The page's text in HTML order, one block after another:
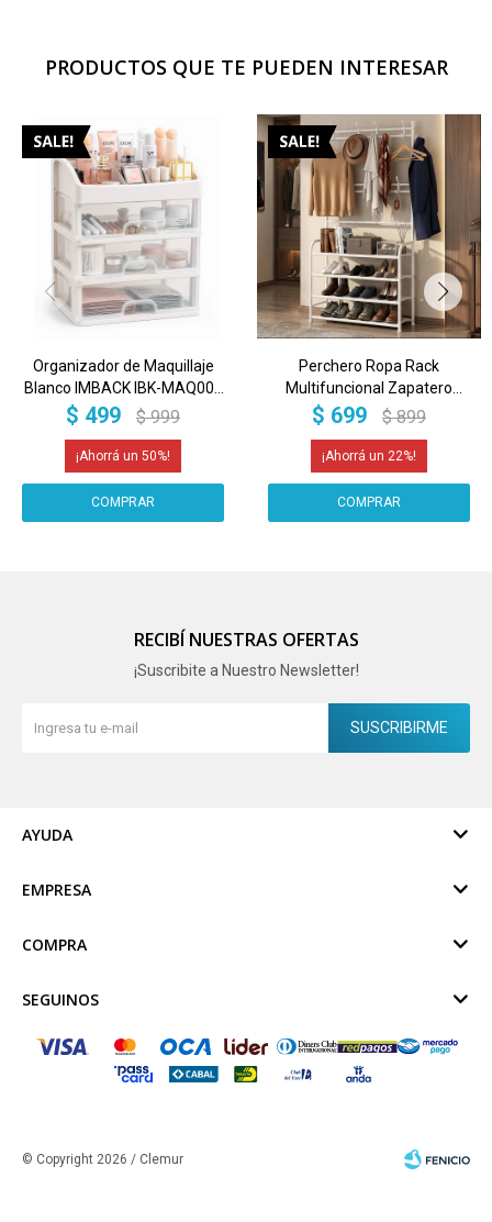
PRODUCTOS QUE TE PUEDEN INTERESAR
Organizador de Maquillaje
Blanco IMBACK IBK-MAQ001
| 3 Cajones +
Compacto, Elegante y
Multifunción
$ 499 $ 999
50
Perchero Ropa Rack
Multifuncional Zapatero
Organizador Percha
Blanco
$ 699 $ 899
22
RECIBÍ NUESTRAS OFERTAS
¡Suscribite a Nuestro Newsletter!
SUSCRIBIRME
AYUDA
EMPRESA
COMPRA
SEGUINOS
© Copyright 2026 / Clemur